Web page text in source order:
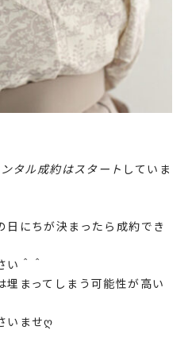
タル成約はスタート していま
にちが決まったら成約でき
＾＾
埋まってしまう可能性が高い
いませღ